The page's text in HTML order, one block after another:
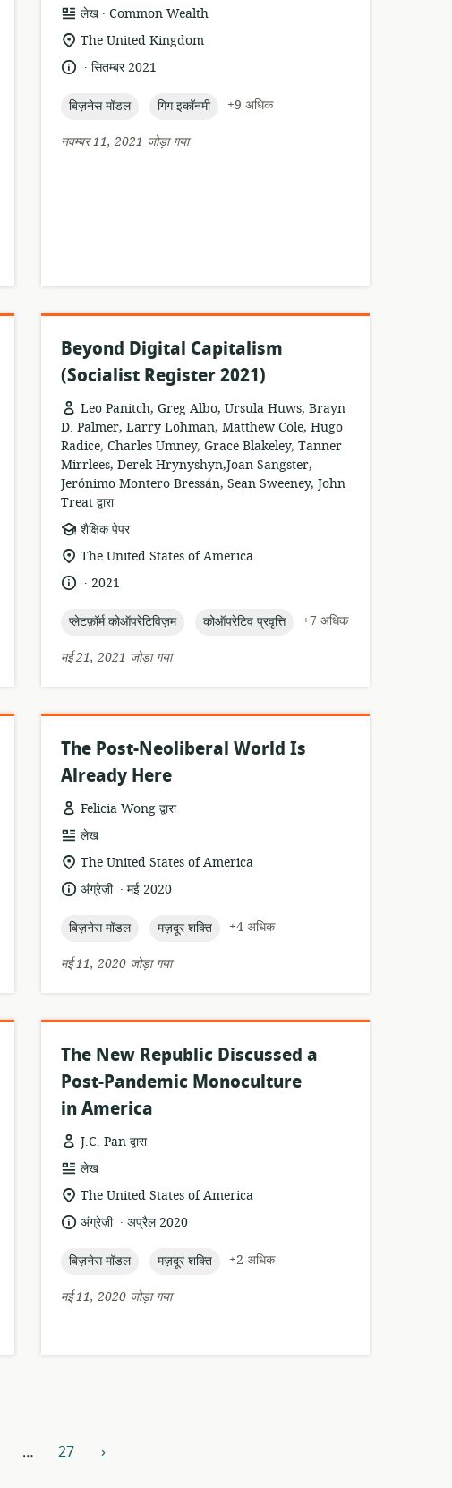
संसाधन
प्रारूप:
लेख .
प्रकाशक:
Common Wealth
सुसंगति
स्थान:
The United Kingdom
भाषा: .
प्रकाशनसितम्बर 2021
topic:
बिज़नेस मॉडल topic:
गिग इकॉनमी
+9 अधिक
नवम्बर 11, 2021 जोड़ा गया
Beyond Digital Capitalism
(Socialist Register 2021)
Leo Panitch, Greg Albo, Ursula Huws, Brayn
D. Palmer, Larry Lohman, Matthew Cole, Hugo
Radice, Charles Umney, Grace Blakeley, Tanner
Mirrlees, Derek Hrynyshyn,Joan Sangster,
Jerónimo Montero Bressán, Sean Sweeney, John
Treat द्वारा
संसाधन
प्रारूप:
शैक्षिक पेपर
सुसंगति
स्थान:
The United States of America
भाषा: .
प्रकाशन
2021
topic:
प्लेटफ़ॉर्म कोऑपरेटिविज़म topic:
कोऑपरेटिव प्रवृत्ति
+7 अधिक
मई 21, 2021 जोड़ा गया
The Post-Neoliberal World Is
Already Here
Felicia Wong द्वारा
संसाधन
प्रारूप:
लेख
सुसंगति
का
स्थान:
The United States of America
भाषा:अंग्रेज़ी .
प्रकाशनमई 2020
topic:
बिज़नेस मॉडल topic:
मज़दूर शक्ति
+4 अधिक
मई 11, 2020 जोड़ा गया
The New Republic Discussed a
Post-Pandemic Monoculture
in America
J.C. Pan द्वारा
संसाधन
प्रारूप:
लेख
सुसंगति
का
स्थान:
The United States of America
भाषा:अंग्रेज़ी .
प्रकाशनअप्रैल 2020
topic:
बिज़नेस मॉडल topic:
मज़दूर शक्ति
+2 अधिक
मई 11, 2020 जोड़ा गया
… 27 आगे
›